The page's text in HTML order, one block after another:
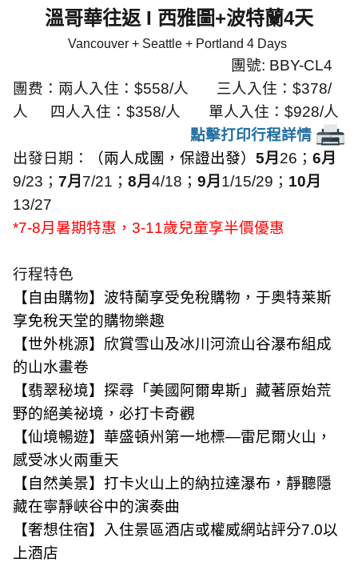
溫哥華往返 I 西雅圖+波特蘭4天
Vancouver + Seattle + Portland 4 Days
團號: BBY-CL4
團费： 兩人入住： $558/人 三人入住： $378/
人
四人入住： $358/人 單人入住： $928/人
點擊打印行程詳情
出發日期：
（兩人成團，保證出發） 5月 26 ； 6月
9/23 ； 7月 7/21 ； 8月 4/18 ； 9月 1/15/29 ； 10月
13/27
*7-8月暑期特惠， 3-11歲兒童享半價優惠
行程特色
【自由購物】波特蘭享受免稅購物，于奥特莱斯
享免稅天堂的購物樂趣
【世外桃源】欣賞雪山及冰川河流山谷瀑布組成
的山水畫卷
【翡翠秘境】探尋「美國阿爾卑斯」藏著原始荒
野的絕美祕境，必打卡奇觀
【仙境暢遊】華盛頓州第一地標—雷尼爾火山，
感受冰火兩重天
【自然美景】打卡火山上的納拉達瀑布，靜聽隱
藏在寧靜峽谷中的演奏曲
【奢想住宿】入住景區酒店或權威網站評分7.0以
上酒店